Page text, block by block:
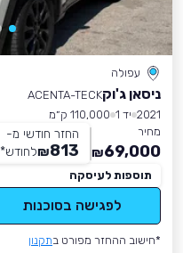
עפולה
ניסאן ג'וקACENTA-TECK
2021 יד 1
110,000 ק״מ
מחיר
69,000
₪
החזר חודשי מ-
813
₪לחודש*
תוספות לעיסקה
לפגישה בסוכנות
*חישוב ההחזר מפורט בתקנון